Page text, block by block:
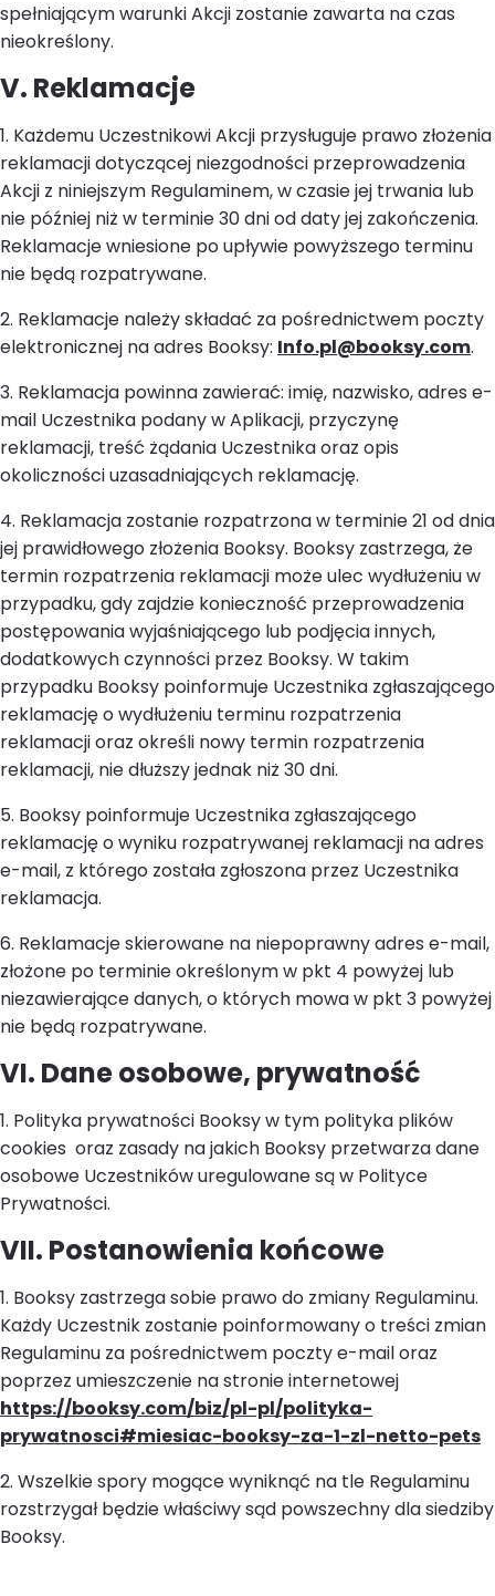
spełniającym warunki Akcji zostanie zawarta na czas
nieokreślony.
V. Reklamacje
1. Każdemu Uczestnikowi Akcji przysługuje prawo złożenia
reklamacji dotyczącej niezgodności przeprowadzenia
Akcji z niniejszym Regulaminem, w czasie jej trwania lub
nie później niż w terminie 30 dni od daty jej zakończenia.
Reklamacje wniesione po upływie powyższego terminu
nie będą rozpatrywane.
2. Reklamacje należy składać za pośrednictwem poczty
elektronicznej na adres Booksy: Info.pl@booksy.com.
3. Reklamacja powinna zawierać: imię, nazwisko, adres e-
mail Uczestnika podany w Aplikacji, przyczynę
reklamacji, treść żądania Uczestnika oraz opis
okoliczności uzasadniających reklamację.
4. Reklamacja zostanie rozpatrzona w terminie 21 od dnia
jej prawidłowego złożenia Booksy. Booksy zastrzega, że
termin rozpatrzenia reklamacji może ulec wydłużeniu w
przypadku, gdy zajdzie konieczność przeprowadzenia
postępowania wyjaśniającego lub podjęcia innych,
dodatkowych czynności przez Booksy. W takim
przypadku Booksy poinformuje Uczestnika zgłaszającego
reklamację o wydłużeniu terminu rozpatrzenia
reklamacji oraz określi nowy termin rozpatrzenia
reklamacji, nie dłuższy jednak niż 30 dni.
5. Booksy poinformuje Uczestnika zgłaszającego
reklamację o wyniku rozpatrywanej reklamacji na adres
e-mail, z którego została zgłoszona przez Uczestnika
reklamacja.
6. Reklamacje skierowane na niepoprawny adres e-mail,
złożone po terminie określonym w pkt 4 powyżej lub
niezawierające danych, o których mowa w pkt 3 powyżej
nie będą rozpatrywane.
VI. Dane osobowe, prywatność
1. Polityka prywatności Booksy w tym polityka plików
cookies oraz zasady na jakich Booksy przetwarza dane
osobowe Uczestników uregulowane są w Polityce
Prywatności.
VII. Postanowienia końcowe
1. Booksy zastrzega sobie prawo do zmiany Regulaminu.
Każdy Uczestnik zostanie poinformowany o treści zmian
Regulaminu za pośrednictwem poczty e-mail oraz
poprzez umieszczenie na stronie internetowej
https://booksy.com/biz/pl-pl/polityka-
prywatnosci#miesiac-booksy-za-1-zl-netto-pets
2. Wszelkie spory mogące wyniknąć na tle Regulaminu
rozstrzygał będzie właściwy sąd powszechny dla siedziby
Booksy.